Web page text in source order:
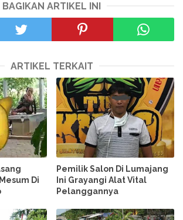
BAGIKAN ARTIKEL INI
ARTIKEL TERKAIT
Di
Pemilik Salon Di Lumajang
Ini Grayangi Alat Vital
Pelanggannya